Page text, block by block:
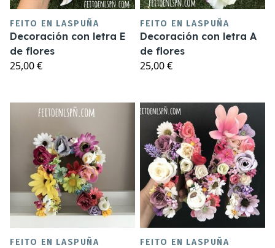
FEITO EN LASPUÑA
Decoración con letra E
de flores
25,00 €
FEITO EN LASPUÑA
Decoración con letra A
de flores
25,00 €
FEITO EN LASPUÑA FEITO EN LASPUÑA